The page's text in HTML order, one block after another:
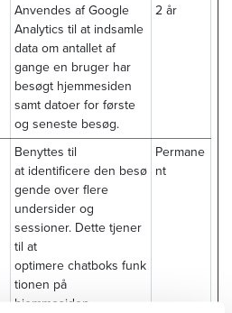
Anvendes af Google
Analytics til at indsamle
data om antallet af
gange en bruger har
besøgt hjemmesiden
samt datoer for første
og seneste besøg.
2 år
Benyttes til
at identificere den besø
gende over flere
undersider og
sessioner. Dette tjener
til at
optimere chatboks funk
tionen på
hjemmesiden.
Permane
nt